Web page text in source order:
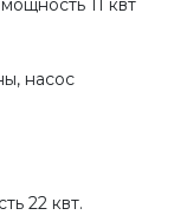
11 квт
насос
22 квт.